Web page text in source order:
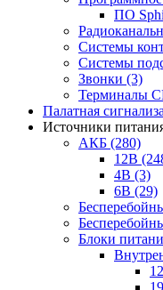
ПО
Системы
Системы
Звонки (3)
Терминалы
Палатная
Источники
АКБ (280)
12В
4В (3)
6В (29)
Блоки